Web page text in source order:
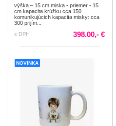
výška – 15 cm miska - priemer - 15
cm kapacita krúžku cca 150
komunikujúcich kapacita misky: cca
300 prijím...
s DPH
398.00,- €
NOVINKA